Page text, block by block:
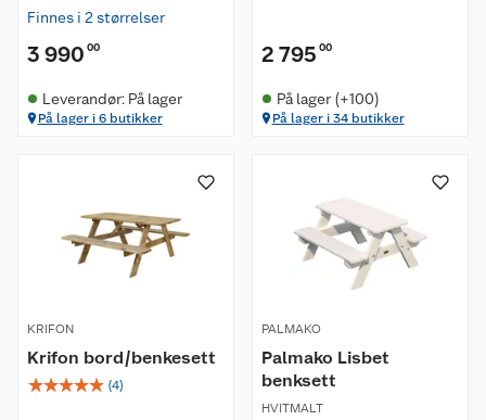
Finnes i 2 størrelser
3 990 00
Leverandør: På lager
På lager i 6 butikker
2 795 00
På lager (+100)
På lager i 34 butikker
KRIFON
Krifon bord/benkesett
☆☆☆☆☆ (4)
PALMAKO
Palmako Lisbet
benksett
HVITMALT